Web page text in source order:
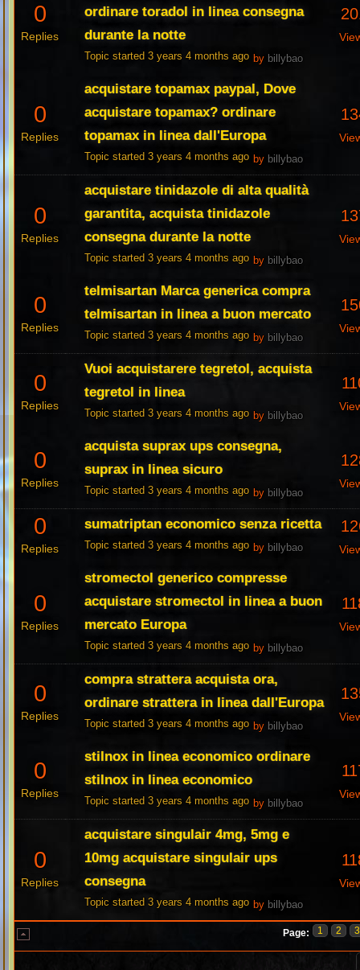
0
Replies
ordinare toradol in linea consegna
durante la notte
Topic started 3 years 4 months ago by billybao
0
Replies
acquistare topamax paypal, Dove
acquistare topamax? ordinare
topamax in linea dall'Europa
Topic started 3 years 4 months ago by billybao
0
Replies
acquistare tinidazole di alta qualità
garantita, acquista tinidazole
consegna durante la notte
Topic started 3 years 4 months ago by billybao
0
Replies
telmisartan Marca generica compra
telmisartan in linea a buon mercato
Topic started 3 years 4 months ago by billybao
0
Replies
Vuoi acquistarere tegretol, acquista
tegretol in linea
Topic started 3 years 4 months ago by billybao
0
Replies
acquista suprax ups consegna,
suprax in linea sicuro
Topic started 3 years 4 months ago by billybao
0
Replies
sumatriptan economico senza ricetta
Topic started 3 years 4 months ago by billybao
0
Replies
stromectol generico compresse
acquistare stromectol in linea a buon
mercato Europa
Topic started 3 years 4 months ago by billybao
0
Replies
compra strattera acquista ora,
ordinare strattera in linea dall'Europa
Topic started 3 years 4 months ago by billybao
0
Replies
stilnox in linea economico ordinare
stilnox in linea economico
Topic started 3 years 4 months ago by billybao
0
Replies
acquistare singulair 4mg, 5mg e
10mg acquistare singulair ups
consegna
Topic started 3 years 4 months ago by billybao
Page: 1 2 3